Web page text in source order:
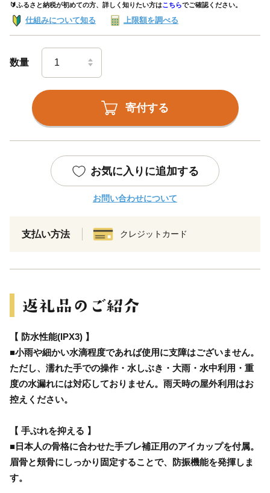
🔰ふるさと納税が初めての方、詳しく知りたい方はこちらでご確認ください。
仕組みについて知る 上限額を調べる
数量
寄付する
お気に入りに追加する
お問い合わせについて
支払い方法 クレジットカード
【 防水性能(IPX3) 】
■小雨や細かい水滴程度であれば使用に支障はございません。
ただし、濡れた手での操作・水しぶき・大雨・水中利用・重
度の水漏れには対応しておりません。雨天時の屋外利用はお
控えください。
【 手ぶれを抑える 】
■日本人の骨格に合わせた手ブレ補正用のアイカップを付属。
眉骨と頬骨にしっかり固定することで、防振機能を発揮しま
す。